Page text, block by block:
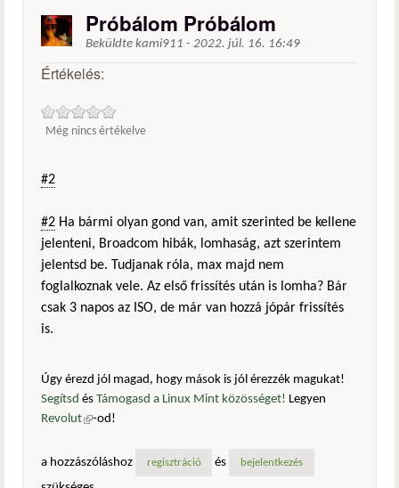
Próbálom Próbálom
Beküldte kami911 - 2022. júl. 16. 16:49
Értékelés:
Még nincs értékelve
#2
#2 Ha bármi olyan gond van, amit szerinted be kellene
jelenteni, Broadcom hibák, lomhaság, azt szerintem
jelentsd be. Tudjanak róla, max majd nem
foglalkoznak vele. Az első frissítés után is lomha? Bár
csak 3 napos az ISO, de már van hozzá jópár frissítés
is.
Úgy érezd jól magad, hogy mások is jól érezzék magukat!
Segítsd és Támogasd a Linux Mint közösséget! Legyen
Revolut(külső hivatkozás)
-od!
a hozzászóláshoz regisztráció és bejelentkezés